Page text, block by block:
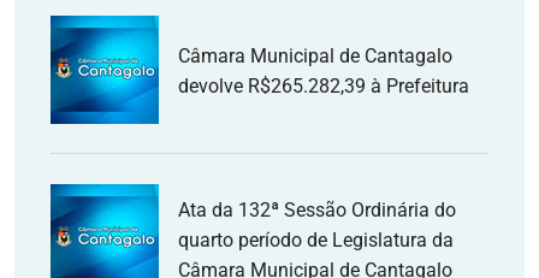
Câmara Municipal de Cantagalo
devolve R$265.282,39 à Prefeitura
Ata da 132ª Sessão Ordinária do
quarto período de Legislatura da
Câmara Municipal de Cantagalo